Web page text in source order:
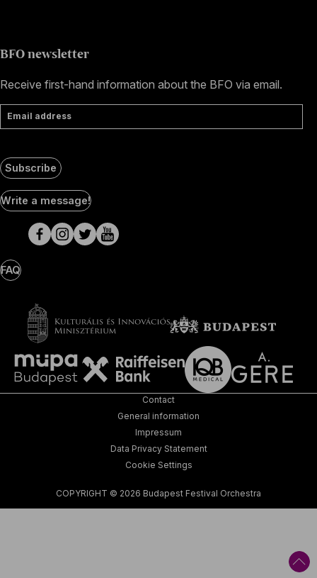
BFO newsletter
Receive first-hand information about the BFO via email.
Email address
Subscribe
Social
Media
pages
Write a message!
FAQ
COPYRIGHT © 2026 Budapest Festival Orchestra
Contact
General information
Impressum
Data Privacy Statement
Cookie Settings